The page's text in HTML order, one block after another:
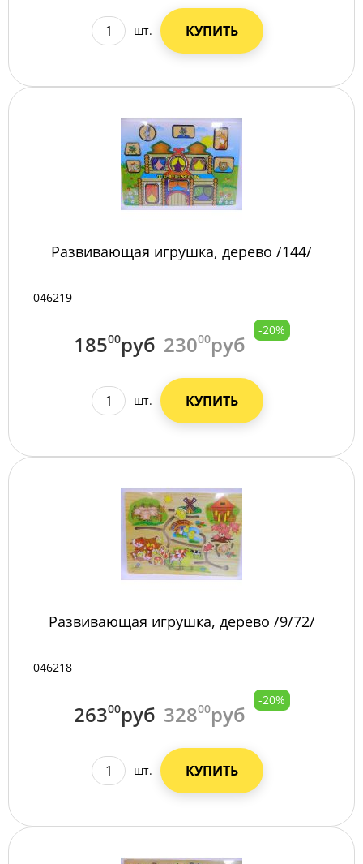
шт. КУПИТЬ
Развивающая игрушка, дерево /144/
046219
18500руб 23000руб
-20%
шт. КУПИТЬ
Развивающая игрушка, дерево /9/72/
046218
26300руб 32800руб
-20%
шт. КУПИТЬ